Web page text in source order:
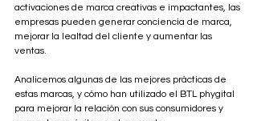
activaciones de marca creativas e impactantes, las
empresas pueden generar conciencia de marca,
mejorar la lealtad del cliente y aumentar las
ventas.
Analicemos algunas de las mejores prácticas de
estas marcas, y cómo han utilizado el BTL phygital
para mejorar la relación con sus consumidores y